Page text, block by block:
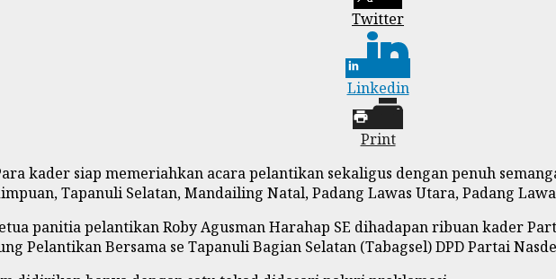
Twitter
Linkedin
Print
kader siap memeriahkan acara pelantikan sekaligus dengan penuh
Tapanuli Selatan, Mandailing Natal, Padang Lawas Utara, Padang
panitia pelantikan Roby Agusman Harahap SE dihadapan ribuan kader
Pelantikan Bersama se Tapanuli Bagian Selatan (Tabagsel) DPD Partai